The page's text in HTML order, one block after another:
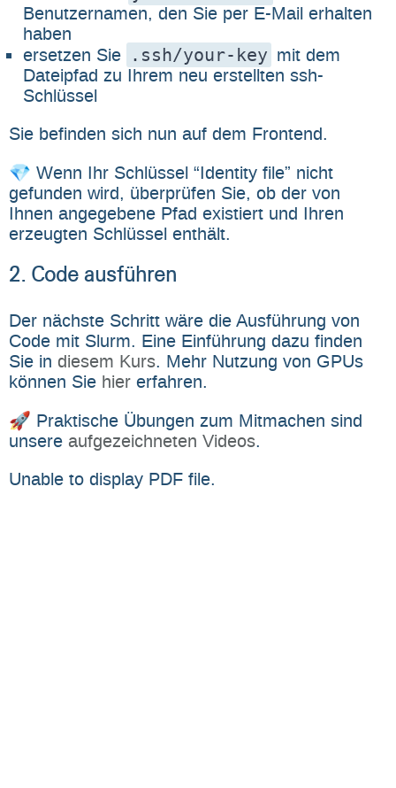
Benutzernamen, den Sie per E-Mail erhalten
haben
ersetzen Sie
.ssh/your-key mit dem
Dateipfad zu Ihrem neu erstellten ssh-
Schlüssel
Sie befinden sich nun auf dem Frontend.
💎 Wenn Ihr Schlüssel “Identity file” nicht
gefunden wird, überprüfen Sie, ob der von
Ihnen angegebene Pfad existiert und Ihren
erzeugten Schlüssel enthält.
2. Code ausführen
Der nächste Schritt wäre die Ausführung von
Code mit Slurm. Eine Einführung dazu finden
Sie in diesem Kurs. Mehr Nutzung von GPUs
können Sie hier erfahren.
🚀 Praktische Übungen zum Mitmachen sind
unsere aufgezeichneten Videos.
Unable to display PDF file.